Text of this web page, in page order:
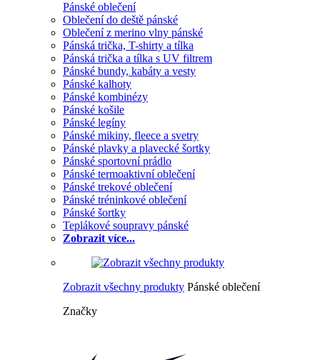
Pánské oblečení
Oblečení do deště pánské
Oblečení z merino vlny pánské
Pánská trička, T-shirty a tílka
Pánská trička a tílka s UV filtrem
Pánské bundy, kabáty a vesty
Pánské kalhoty
Pánské kombinézy
Pánské košile
Pánské legíny
Pánské mikiny, fleece a svetry
Pánské plavky a plavecké šortky
Pánské sportovní prádlo
Pánské termoaktivní oblečení
Pánské trekové oblečení
Pánské tréninkové oblečení
Pánské šortky
Teplákové soupravy pánské
Zobrazit více...
Zobrazit všechny produkty Pánské oblečení
Značky